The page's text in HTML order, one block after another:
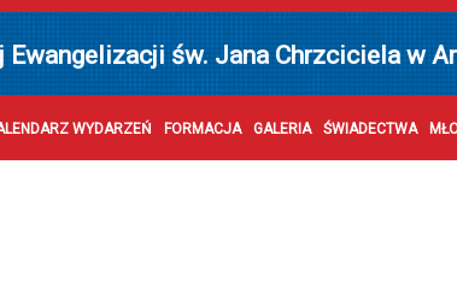
Ewangelizacji św. Jana Chrzciciela w
WYDARZEŃ FORMACJA GALERIA ŚWIADECTWA